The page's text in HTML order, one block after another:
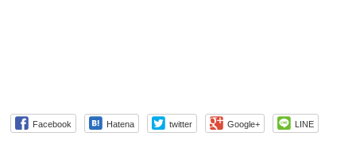
Facebook Hatena twitter Google+ LINE